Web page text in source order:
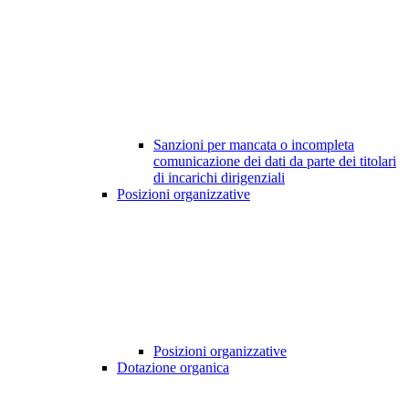
Sanzioni per mancata o incompleta
comunicazione dei dati da parte dei titolari
di incarichi dirigenziali
Posizioni organizzative
Posizioni organizzative
Dotazione organica